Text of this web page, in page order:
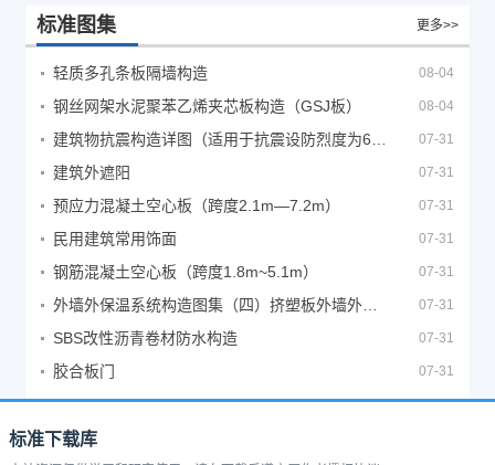
标准图集 更多>>
轻质多孔条板隔墙构造 08-04
钢丝网架水泥聚苯乙烯夹芯板构造（GSJ板） 08-04
07-31
建筑外遮阳 07-31
预应力混凝土空心板（跨度2.1m—7.2m） 07-31
民用建筑常用饰面 07-31
钢筋混凝土空心板（跨度1.8m~5.1m） 07-31
07-31
SBS改性沥青卷材防水构造 07-31
胶合板门 07-31
标准下载库